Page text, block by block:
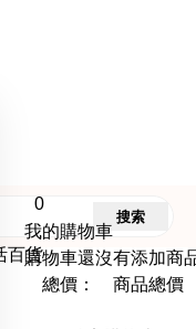
0
我的購物車
購物車還沒有添加商
總價： 商品總價
搜索